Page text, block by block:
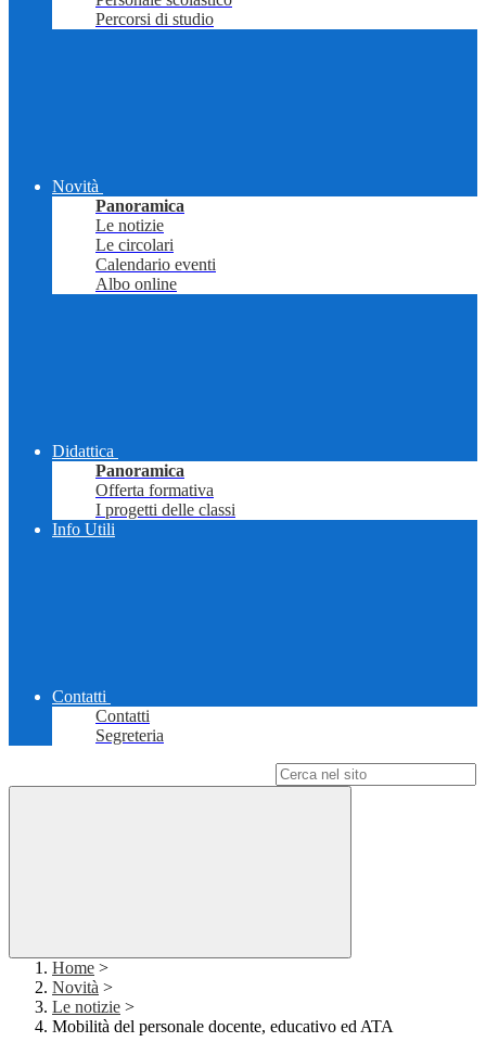
Percorsi di studio
Novità
Panoramica
Le notizie
Le circolari
Calendario eventi
Albo online
Didattica
Panoramica
Offerta formativa
I progetti delle classi
Info Utili
Contatti
Contatti
Segreteria
Home >
Novità >
Le notizie >
Mobilità del personale docente, educativo ed ATA